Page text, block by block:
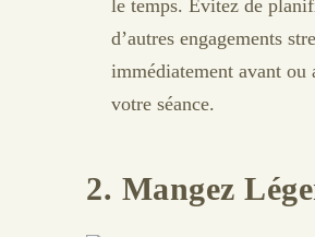
le temps. Évitez de
d’autres engagements
immédiatement avant ou
votre séance.
2. Mangez